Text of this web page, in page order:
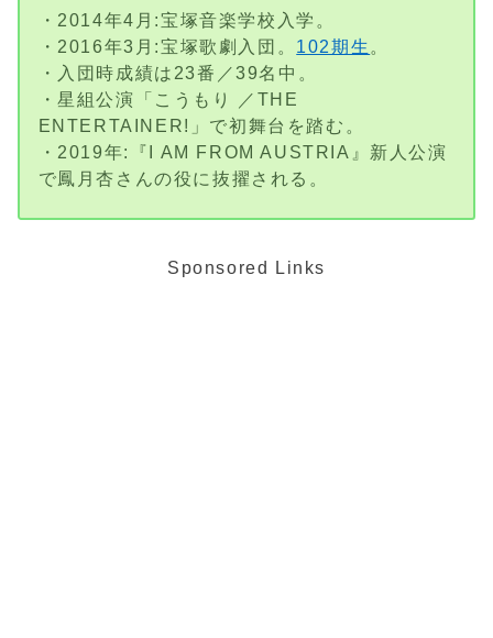
・2014年4月:宝塚音楽学校入学。
・2016年3月:宝塚歌劇入団。 102期生 。
・入団時成績は23番／39名中。
・星組公演「こうもり ／THE
ENTERTAINER!」で初舞台を踏む。
・2019年:『I AM FROM AUSTRIA』新人公演
で鳳月杏さんの役に抜擢される。
Sponsored Links